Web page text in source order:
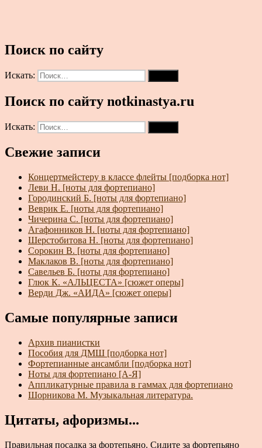
Поиск по сайту
Искать:
Поиск по сайту notkinastya.ru
Искать:
Свежие записи
Концертмейстеру в классе флейты [подборка нот]
Леви Н. [ноты для фортепиано]
Городинский Б. [ноты для фортепиано]
Веврик Е. [ноты для фортепиано]
Чичерина С. [ноты для фортепиано]
Агафонников Н. [ноты для фортепиано]
Шерстобитова Н. [ноты для фортепиано]
Сорокин В. [ноты для фортепиано]
Маклаков В. [ноты для фортепиано]
Савельев Б. [ноты для фортепиано]
Глюк К. «АЛЬЦЕСТА» [сюжет оперы]
Верди Дж. «АИДА» [сюжет оперы]
Самые популярные записи
Архив пианистки
Пособия для ДМШ [подборка нот]
Фортепианные ансамбли [подборка нот]
Ноты для фортепиано [А-Я]
Аппликатурные правила в гаммах для фортепиано
Шорникова М. Музыкальная литература.
Цитаты, афоризмы...
Правильная посадка за фортепьяно. Сидите за фортепьяно